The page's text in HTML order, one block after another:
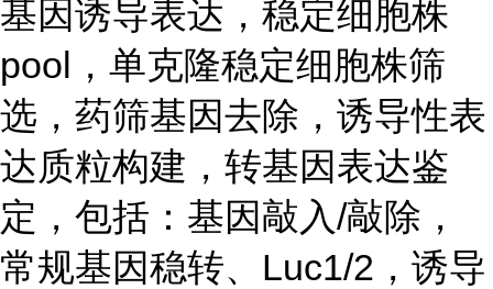
基因诱导表达，稳定细胞株
pool，单克隆稳定细胞株筛
选，药筛基因去除，诱导性表
达质粒构建，转基因表达鉴
定，包括：基因敲入/敲除，
常规基因稳转、Luc1/2，诱导